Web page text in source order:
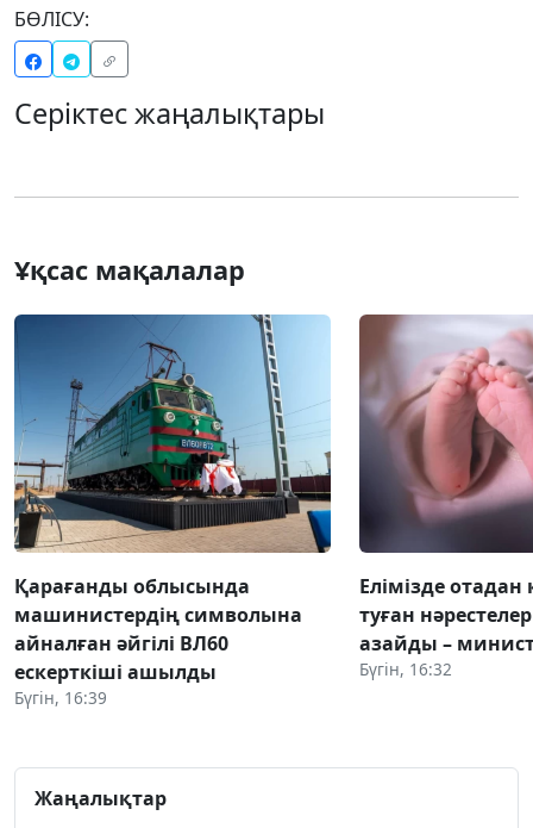
БӨЛІСУ:
Серіктес жаңалықтары
Ұқсас мақалалар
Қарағанды облысында
машинистердің символына
айналған әйгілі ВЛ60
ескерткіші ашылды
Бүгін, 16:39
Елімізде отадан
туған
азайды –
Бүгін, 16:32
Жаңалықтар